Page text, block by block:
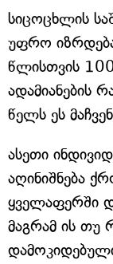
სიცოცხლის
უფრო
წლისთვის
ადამიანების
წელს ეს
ასეთი
აღინიშნება
ყველაფერში
მაგრამ ის